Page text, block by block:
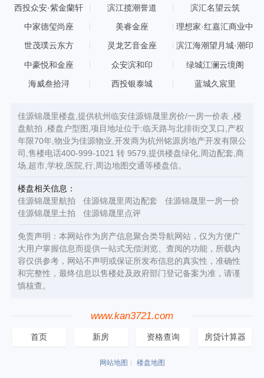
西投众安·紫金蘭轩 滨江揽潮誉道 滨汇名望云筑
中家德玺尚座 美睿金座
理想家·红嘉汇商业中
世茂璞云东方 灵龙艺音金座 滨江海潮望月城·潮印
中豪悦和金座 众安滨和印 绿城江澜云境阁
海威叁拾浔 西投银泰城 蓝城久宸里
佳源锦晟里楼盘,提供杭州临安佳源锦晟里房价/一房一价表 ,楼
盘航拍 ,楼盘户型图,项目地址位于:临天路与北排街交叉口,产权
年限70年,物业为佳源物业,开发商为杭州铭源房地产开发有限公
司,售楼电话400-999-1021 转 9579,提供楼盘绿化,周边配套,商
场,超市,学校,医院,行,周边地图交通等楼盘信。
楼盘相关信息：
佳源锦晟里航拍
佳源锦晟里周边配套
佳源锦晟里一房一价
佳源锦晟里土拍
佳源锦晟里点评
免责声明：本网站作为房产信息聚合类导航网站，仅为方便广
大用户掌握信息而提供一站式无偿浏览、查阅的功能，所载内
容仅供参考，网站不声明或保证所发布信息的真实性，准确性
和完整性，最终信息以售楼处及政府部门登记备案为准，请谨
慎核查。
www.kan3721.com
首页 新房 资格查询 房贷计算器
网站地图 楼盘地图